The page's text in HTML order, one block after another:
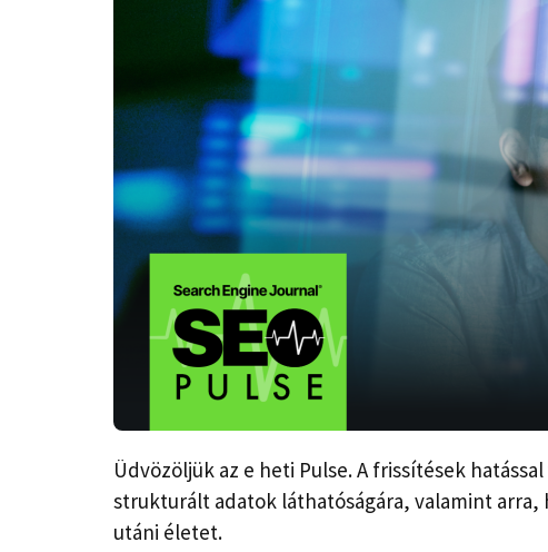
Üdvözöljük az e heti Pulse. A frissítések
strukturált adatok láthatóságára, valamint arra,
utáni életet.